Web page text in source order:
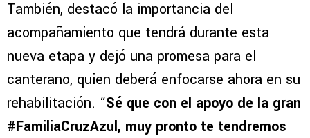
También, destacó la importancia del
acompañamiento que tendrá durante esta
nueva etapa y dejó una promesa para el
canterano, quien deberá enfocarse ahora en su
rehabilitación. “Sé que con el apoyo de la gran
#FamiliaCruzAzul, muy pronto te tendremos